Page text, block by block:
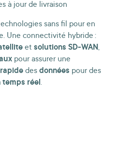
à jour de livraison
sans fil pour en
Une connectivité hybride :
et solutions SD-WAN,
pour assurer une
rapide des données pour des
réel.